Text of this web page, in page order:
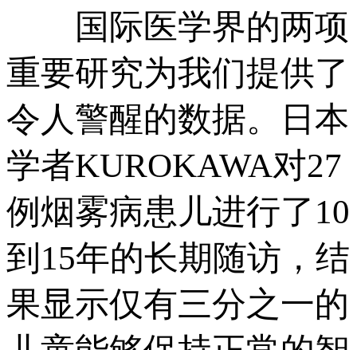
国际医学界的两项
重要研究为我们提供了
令人警醒的数据。日本
学者KUROKAWA对27
例烟雾病患儿进行了10
到15年的长期随访，结
果显示仅有三分之一的